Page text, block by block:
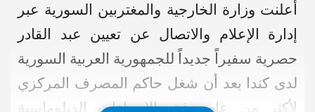
أعلنت وزارة الخارجية والمغتربين السورية عبر
إدارة الإعلام والاتصال عن تعيين عبد القادر
حصرية سفيراً جديداً للجمهورية العربية السورية
لدى كندا بعد أن شغل حاكم المصرف المركزي
لأكثر من عام وفق الإجراءات الدبلوماسية